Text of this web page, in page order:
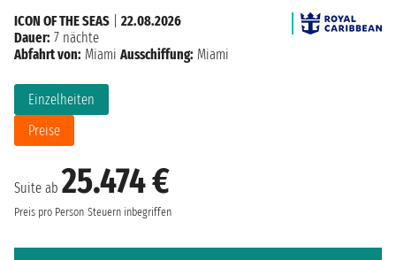
Suite ab 25.474 €
Preis pro Person Steuern inbegriffen
Einzelheiten
Preise
ICON OF THE SEAS
22.08.2026
Dauer: 7 nächte
Abfahrt von: Miami Ausschiffung: Miami